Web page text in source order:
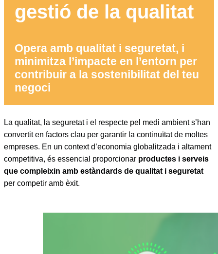
gestió de la qualitat
Opera amb qualitat i seguretat, i
minimitza l’impacte en l’entorn per
contribuir a la sostenibilitat del teu
negoci
La qualitat, la seguretat i el respecte pel medi ambient s’han
convertit en factors clau per garantir la continuïtat de moltes
empreses. En un context d’economia globalitzada i altament
competitiva, és essencial proporcionar productes i serveis
que compleixin amb estàndards de qualitat i seguretat
per competir amb èxit.